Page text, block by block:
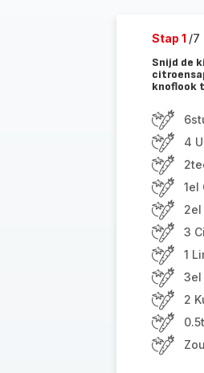
Stap 1 /7
Snijd de
knoflook
4
1el
2el
3
1
3el
2